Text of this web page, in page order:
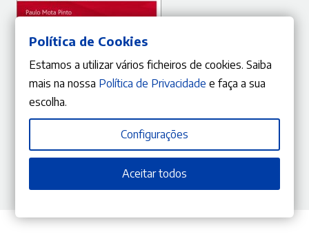
16,00€ O
16,00 €.
14,40€O
14,40 €.
João Pinto Monteiro
Política de Cookies
Estamos a utilizar vários ficheiros de cookies. Saiba
mais na nossa Política de Privacidade e faça a sua
escolha.
Configurações
Aceitar todos